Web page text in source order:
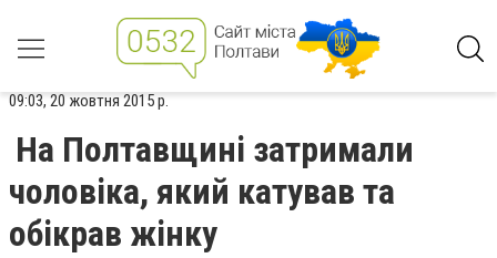
09:03, 20 жовтня 2015 р.
На Полтавщині затримали
чоловіка, який катував та
обікрав жінку